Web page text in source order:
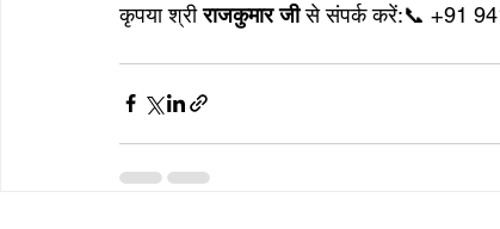
कृपया श्री राजकुमार जी से संपर्क करें:📞 +91